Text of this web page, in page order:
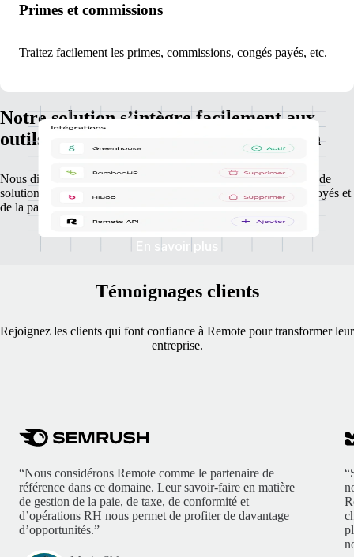
Primes et commissions
Traitez facilement les primes, commissions, congés payés, etc.
Notre solution s’intègre facilement aux
outils RH que vous utilisez au quotidien
Nous disposons de partenariats avec les principaux fournisseurs de
solutions RH, ce qui permet d’associer les données de vos employés et
de la paie et d’optimiser vos flux d’activités.
En savoir plus
Témoignages clients
Rejoignez les clients qui font confiance à Remote pour transformer leur
entreprise.
“Nous considérons Remote comme le partenaire de
référence dans ce domaine. Leur savoir-faire en matière
de gestion de la paie, de taxe, de conformité et
d’opérations RH nous permet de profiter de davantage
d’opportunités.”